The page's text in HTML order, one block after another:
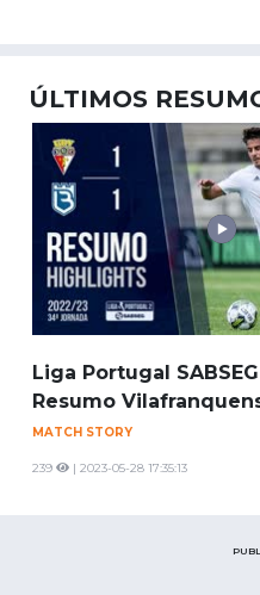
ÚLTIMOS
Liga Portugal
Resumo
MATCH STORY
239 | 2023-05-28 17:35:13